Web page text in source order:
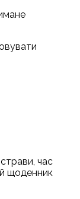
час
щоденник